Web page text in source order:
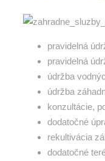
pravidelná
pravidelná
údržba
údržba
konzultácie,
dodatočné
rekultivácia
dodatočné